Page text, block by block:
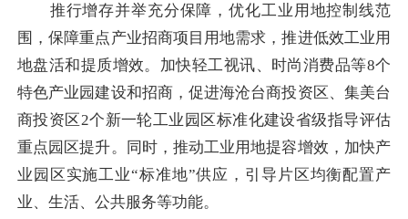
推行增存并举充分保障，优化工业用地控制线范
围，保障重点产业招商项目用地需求，推进低效工业用
地盘活和提质增效。加快轻工视讯、时尚消费品等8个
特色产业园建设和招商，促进海沧台商投资区、集美台
商投资区2个新一轮工业园区标准化建设省级指导评估
重点园区提升。同时，推动工业用地提容增效，加快产
业园区实施工业“标准地”供应，引导片区均衡配置产
业、生活、公共服务等功能。